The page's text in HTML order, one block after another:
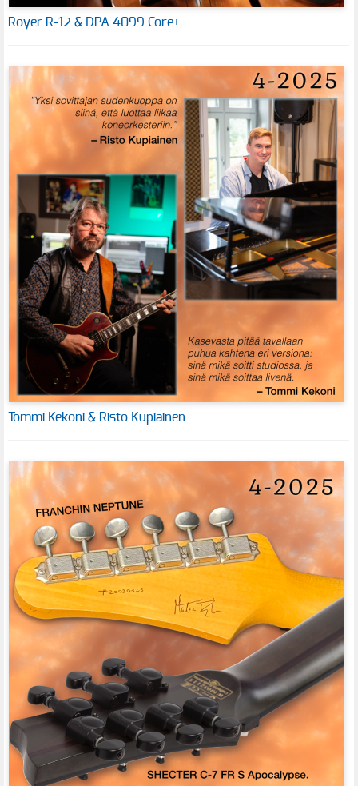
Royer R-12 & DPA 4099 Core+
Tommi Kekoni & Risto Kupiainen